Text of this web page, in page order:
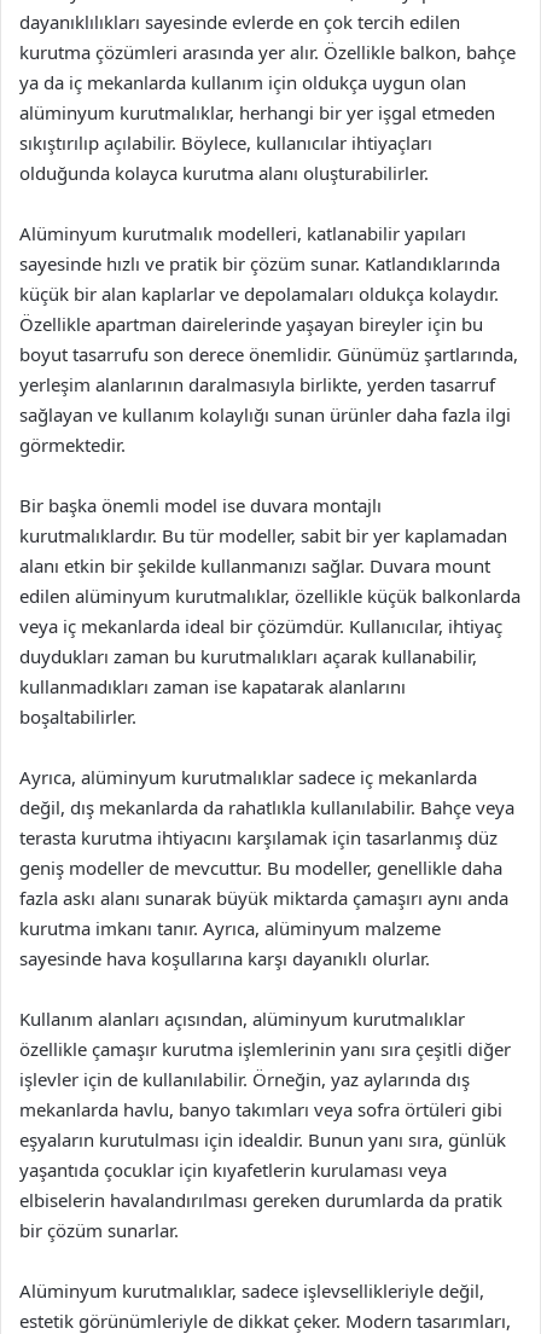
dayanıklılıkları sayesinde evlerde en çok tercih edilen
kurutma çözümleri arasında yer alır. Özellikle balkon, bahçe
ya da iç mekanlarda kullanım için oldukça uygun olan
alüminyum kurutmalıklar, herhangi bir yer işgal etmeden
sıkıştırılıp açılabilir. Böylece, kullanıcılar ihtiyaçları
olduğunda kolayca kurutma alanı oluşturabilirler.
Alüminyum kurutmalık modelleri, katlanabilir yapıları
sayesinde hızlı ve pratik bir çözüm sunar. Katlandıklarında
küçük bir alan kaplarlar ve depolamaları oldukça kolaydır.
Özellikle apartman dairelerinde yaşayan bireyler için bu
boyut tasarrufu son derece önemlidir. Günümüz şartlarında,
yerleşim alanlarının daralmasıyla birlikte, yerden tasarruf
sağlayan ve kullanım kolaylığı sunan ürünler daha fazla ilgi
görmektedir.
Bir başka önemli model ise duvara montajlı
kurutmalıklardır. Bu tür modeller, sabit bir yer kaplamadan
alanı etkin bir şekilde kullanmanızı sağlar. Duvara mount
edilen alüminyum kurutmalıklar, özellikle küçük balkonlarda
veya iç mekanlarda ideal bir çözümdür. Kullanıcılar, ihtiyaç
duydukları zaman bu kurutmalıkları açarak kullanabilir,
kullanmadıkları zaman ise kapatarak alanlarını
boşaltabilirler.
Ayrıca, alüminyum kurutmalıklar sadece iç mekanlarda
değil, dış mekanlarda da rahatlıkla kullanılabilir. Bahçe veya
terasta kurutma ihtiyacını karşılamak için tasarlanmış düz
geniş modeller de mevcuttur. Bu modeller, genellikle daha
fazla askı alanı sunarak büyük miktarda çamaşırı aynı anda
kurutma imkanı tanır. Ayrıca, alüminyum malzeme
sayesinde hava koşullarına karşı dayanıklı olurlar.
Kullanım alanları açısından, alüminyum kurutmalıklar
özellikle çamaşır kurutma işlemlerinin yanı sıra çeşitli diğer
işlevler için de kullanılabilir. Örneğin, yaz aylarında dış
mekanlarda havlu, banyo takımları veya sofra örtüleri gibi
eşyaların kurutulması için idealdir. Bunun yanı sıra, günlük
yaşantıda çocuklar için kıyafetlerin kurulaması veya
elbiselerin havalandırılması gereken durumlarda da pratik
bir çözüm sunarlar.
Alüminyum kurutmalıklar, sadece işlevsellikleriyle değil,
estetik görünümleriyle de dikkat çeker. Modern tasarımları,